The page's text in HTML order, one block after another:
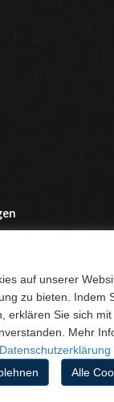
auf unserer
zu bieten. Indem
erklären Sie sich
Mehr
Datenschutzerklärung
Alle